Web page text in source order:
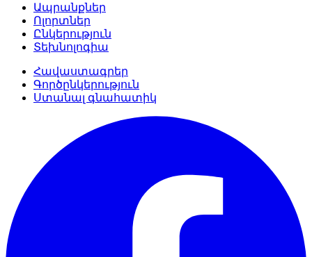
Ապրանքներ
Ոլորտներ
Ընկերություն
Տեխնոլոգիա
Հավաստագրեր
Գործընկերություն
Ստանալ գնահատիկ